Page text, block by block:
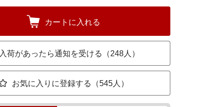
カートに入れる
入荷があったら通知を受ける（248人）
お気に入りに登録する（545人）